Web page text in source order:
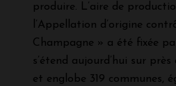
produire. L’aire de
l’Appellation d’origine
Champagne » a été fixée
s’étend aujourd’hui sur
et englobe 319 communes,